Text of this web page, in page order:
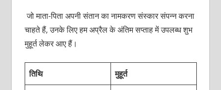
जो माता-पिता अपनी संतान का नामकरण संस्कार संपन्न करना
चाहते हैं, उनके लिए हम अप्रैल के अंतिम सप्ताह में उपलब्ध शुभ
मुहूर्त लेकर आए हैं।
तिथि मुहूर्त